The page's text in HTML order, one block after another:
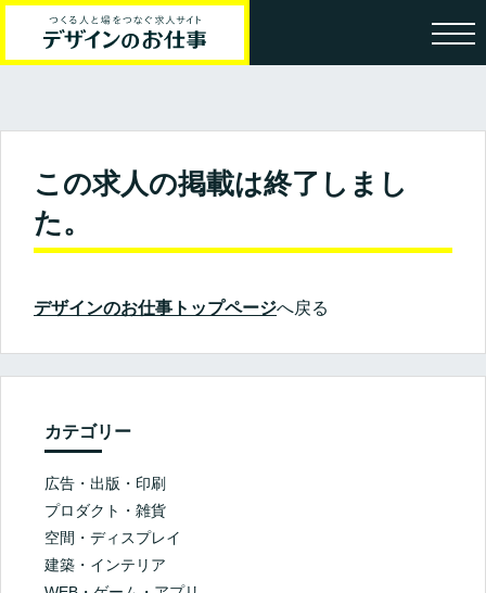
この求人の掲載は終了しまし
た。
デザインのお仕事トップページへ戻る
カテゴリー
広告・出版・印刷
プロダクト・雑貨
空間・ディスプレイ
建築・インテリア